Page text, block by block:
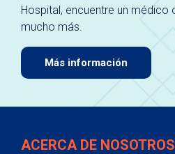
Hospital, encuentre un médico
mucho más.
Más información
ACERCA DE NOSOTROS